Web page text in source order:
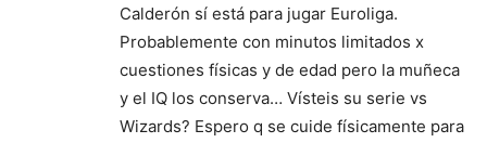
Calderón sí está para jugar Euroliga.
Probablemente con minutos limitados x
cuestiones físicas y de edad pero la muñeca
y el IQ los conserva… Vísteis su serie vs
Wizards? Espero q se cuide físicamente para